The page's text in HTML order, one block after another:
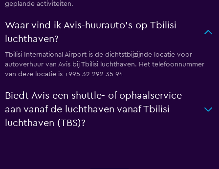
geplande activiteiten.
Waar vind ik Avis-huurauto's op Tbilisi
luchthaven?
Tbilisi International Airport is de dichtstbijzijnde locatie voor
autoverhuur van Avis bij Tbilisi luchthaven. Het telefoonnummer
van deze locatie is +995 32 292 35 94
Biedt Avis een shuttle- of ophaalservice
aan vanaf de luchthaven vanaf Tbilisi
luchthaven (TBS)?